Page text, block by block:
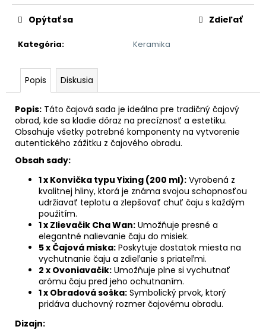
cena:
Kategória: Keramika
Opýtať sa Zdieľať
Popis Diskusia
Popis: Táto čajová sada je ideálna pre tradičný čajový
obrad, kde sa kladie dôraz na precíznosť a estetiku.
Obsahuje všetky potrebné komponenty na vytvorenie
autentického zážitku z čajového obradu.
Obsah sady:
1 x Konvička typu Yixing (200 ml): Vyrobená z
kvalitnej hliny, ktorá je známa svojou schopnosťou
udržiavať teplotu a zlepšovať chuť čaju s každým
použitím.
1 x Zlievačik Cha Wan: Umožňuje presné a
elegantné nalievanie čaju do misiek.
5 x Čajová miska: Poskytuje dostatok miesta na
vychutnanie čaju a zdieľanie s priateľmi.
2 x Ovoniavačik: Umožňuje plne si vychutnať
arómu čaju pred jeho ochutnaním.
1 x Obradová soška: Symbolický prvok, ktorý
pridáva duchovný rozmer čajovému obradu.
Dizajn:
p
o
ú
m
ZÁŽITKOVÉ
ČAJOVANIE
€